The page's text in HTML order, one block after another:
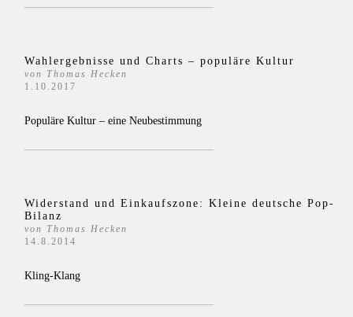
Wahlergebnisse und Charts – populäre Kultur
von Thomas Hecken
1.10.2017
Populäre Kultur – eine Neubestimmung
Widerstand und Einkaufszone: Kleine deutsche Pop-
Bilanz
von Thomas Hecken
14.8.2014
Kling-Klang